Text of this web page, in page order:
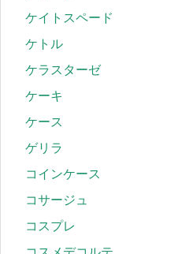
ケイトスペード
ケトル
ケラスターゼ
ケーキ
ケース
ゲリラ
コインケース
コサージュ
コスプレ